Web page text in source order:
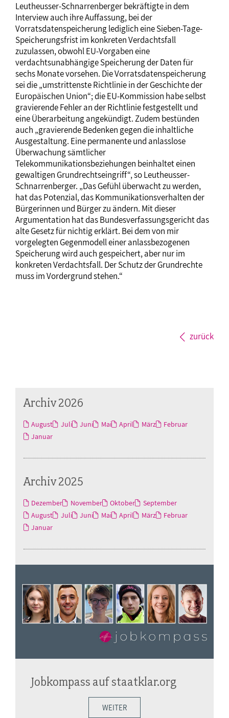
Leutheusser-Schnarrenberger bekräftigte in dem
Interview auch ihre Auffassung, bei der
Vorratsdatenspeicherung lediglich eine Sieben-Tage-
Speicherungsfrist im konkreten Verdachtsfall
zuzulassen, obwohl EU-Vorgaben eine
verdachtsunabhängige Speicherung der Daten für
sechs Monate vorsehen. Die Vorratsdatenspeicherung
sei die „umstrittenste Richtlinie in der Geschichte der
Europäischen Union“; die EU-Kommission habe selbst
gravierende Fehler an der Richtlinie festgestellt und
eine Überarbeitung angekündigt. Zudem bestünden
auch „gravierende Bedenken gegen die inhaltliche
Ausgestaltung. Eine permanente und anlasslose
Überwachung sämtlicher
Telekommunikationsbeziehungen beinhaltet einen
gewaltigen Grundrechtseingriff“, so Leutheusser-
Schnarrenberger. „Das Gefühl überwacht zu werden,
hat das Potenzial, das Kommunikationsverhalten der
Bürgerinnen und Bürger zu ändern. Mit dieser
Argumentation hat das Bundesverfassungsgericht das
alte Gesetz für nichtig erklärt. Bei dem von mir
vorgelegten Gegenmodell einer anlassbezogenen
Speicherung wird auch gespeichert, aber nur im
konkreten Verdachtsfall. Der Schutz der Grundrechte
muss im Vordergrund stehen.“
zurück
Archiv 2026
August Juli Juni Mai April März
Februar
Januar
Archiv 2025
Dezember November Oktober
September
August
Juli Juni Mai April März
Februar
Januar
Jobkompass auf staatklar.org
WEITER